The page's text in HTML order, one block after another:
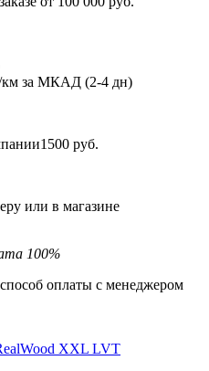
км за МКАД (2-4 дн)
руб.
или в магазине
100%
оплаты с менеджером